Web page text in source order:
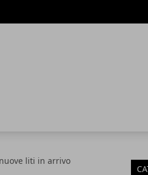
liti in arrivo